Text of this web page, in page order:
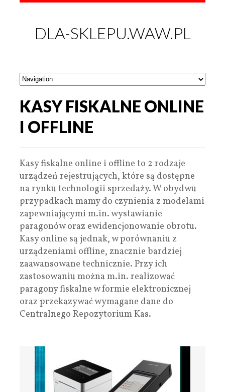
DLA-SKLEPU.WAW.PL
KASY FISKALNE ONLINE
I OFFLINE
Kasy fiskalne online i offline to 2 rodzaje
urządzeń rejestrujących, które są dostępne
na rynku technologii sprzedaży. W obydwu
przypadkach mamy do czynienia z modelami
zapewniającymi m.in. wystawianie
paragonów oraz ewidencjonowanie obrotu.
Kasy online są jednak, w porównaniu z
urządzeniami offline, znacznie bardziej
zaawansowane technicznie. Przy ich
zastosowaniu można m.in. realizować
paragony fiskalne w formie elektronicznej
oraz przekazywać wymagane dane do
Centralnego Repozytorium Kas.